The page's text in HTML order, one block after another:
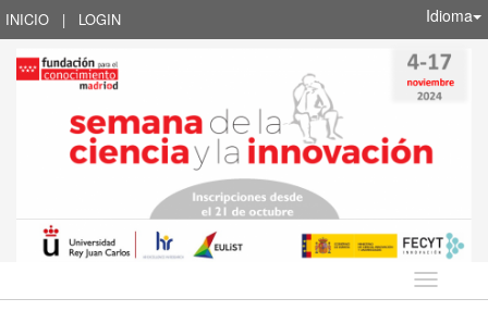
INICIO | LOGIN Idioma
Idioma